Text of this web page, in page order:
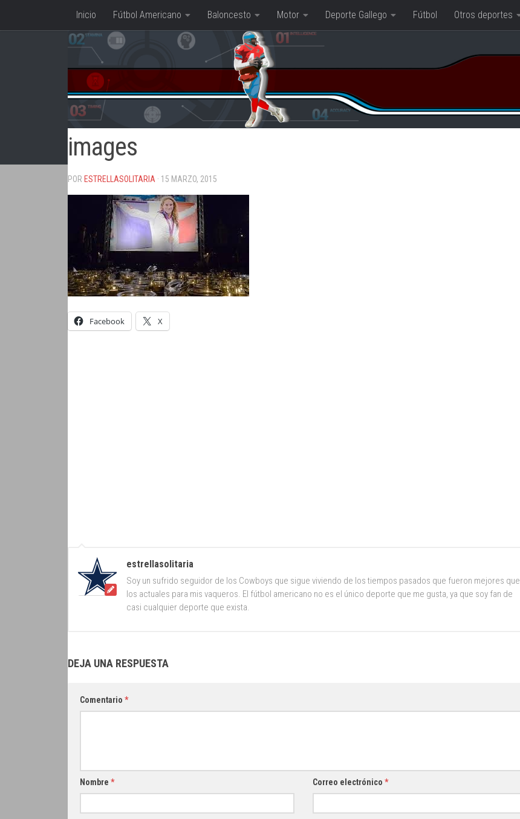
Saltar al contenido
Inicio Fútbol Americano Baloncesto Motor Deporte Gallego Fútbol Otros deportes
images
POR ESTRELLASOLITARIA · 15 MARZO, 2015
Facebook X
estrellasolitaria
Soy un sufrido seguidor de los Cowboys que sigue viviendo de los tiempos pasados que fueron mejores que
los actuales para mis vaqueros. El fútbol americano no es el único deporte que me gusta, ya que soy fan de
casi cualquier deporte que exista.
DEJA UNA RESPUESTA
Comentario *
Nombre * Correo electrónico *